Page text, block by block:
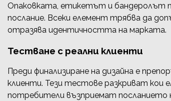
Опаковката, етикетът и бандеролът
послание. Всеки елемент трябва да
отразява идентичността на марката.
Тестване с реални клиенти
Преди финализиране на дизайна е
клиенти. Тези тестове разкриват кои
потребители възприемат посланието